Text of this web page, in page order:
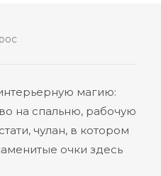
магию:
на спальню, рабочую
чулан, в котором
очки здесь